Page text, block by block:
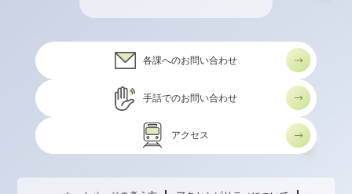
各課へのお問い合わせ
手話でのお問い合わせ
アクセス